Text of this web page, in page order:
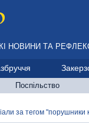
НОВИНИ ТА
Поспільство
за тегом "порушники